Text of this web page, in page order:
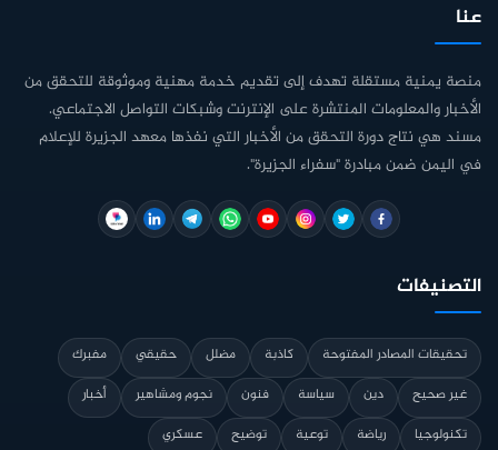
عنا
منصة يمنية مستقلة تهدف إلى تقديم خدمة مهنية وموثوقة للتحقق من
الأخبار والمعلومات المنتشرة على الإنترنت وشبكات التواصل الاجتماعي.
مسند هي نتاج دورة التحقق من الأخبار التي نفذها معهد الجزيرة للإعلام
في اليمن ضمن مبادرة "سفراء الجزيرة".
التصنيفات
تحقيقات المصادر المفتوحة كاذبة مضلل حقيقي
مفبرك
غير صحيح
دين سياسة فنون نجوم ومشاهير
أخبار
تكنولوجيا
رياضة توعية توضيح
عسكري